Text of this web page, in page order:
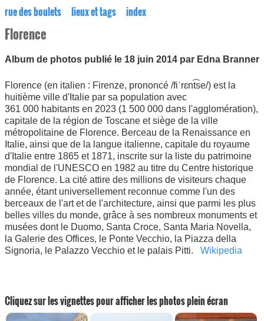
rue des boulets lieux et tags index
Florence
Album de photos publié le 18 juin 2014 par Edna Branner
Florence (en italien : Firenze, prononcé /fiˈrɛnt͡se/) est la
huitième ville d'Italie par sa population avec
361 000 habitants en 2023 (1 500 000 dans l'agglomération),
capitale de la région de Toscane et siège de la ville
métropolitaine de Florence. Berceau de la Renaissance en
Italie, ainsi que de la langue italienne, capitale du royaume
d'Italie entre 1865 et 1871, inscrite sur la liste du patrimoine
mondial de l'UNESCO en 1982 au titre du Centre historique
de Florence. La cité attire des millions de visiteurs chaque
année, étant universellement reconnue comme l'un des
berceaux de l'art et de l'architecture, ainsi que parmi les plus
belles villes du monde, grâce à ses nombreux monuments et
musées dont le Duomo, Santa Croce, Santa Maria Novella,
la Galerie des Offices, le Ponte Vecchio, la Piazza della
Signoria, le Palazzo Vecchio et le palais Pitti. Wikipedia
Cliquez sur les vignettes pour afficher les photos plein écran